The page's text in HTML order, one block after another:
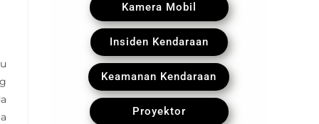
Kamera Mobil
Insiden Kendaraan
Keamanan Kendaraan
Proyektor